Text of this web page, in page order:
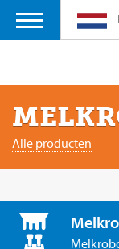
Alle producten